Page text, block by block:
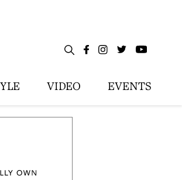
VIDEO EVENTS